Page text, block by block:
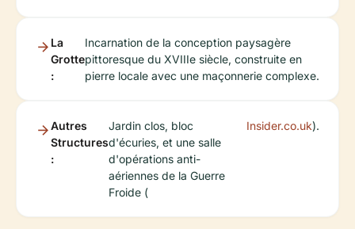
La
Grotte
:
Incarnation de la conception paysagère
pittoresque du XVIIIe siècle, construite en
pierre locale avec une maçonnerie complexe.
Autres
Structures
:
Jardin clos, bloc
d'écuries, et une salle
d'opérations anti-
aériennes de la Guerre
Froide (
Insider.co.uk).